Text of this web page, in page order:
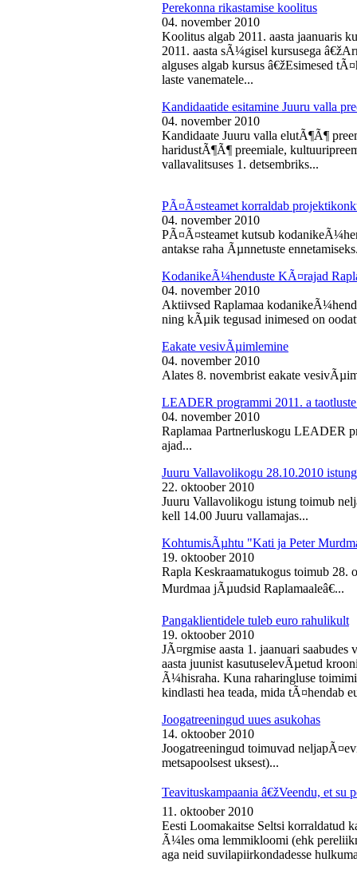
Perekonna rikastamise koolitus
04. november 2010
Koolitus algab 2011. aasta jaanuaris
2011. aasta sÃ¼gisel kursusega
alguses algab kursus â€žEsimesed
laste vanematele...
Kandidaatide esitamine Juuru valla
04. november 2010
Kandidaate Juuru valla elutÃ¶Ã¶
haridustÃ¶Ã¶ preemiale,
vallavalitsuses 1. detsembriks...
PÃ¤Ã¤steamet korraldab
04. november 2010
PÃ¤Ã¤steamet kutsub
antakse raha Ãµnnetuste
KodanikeÃ¼henduste KÃ¤rajad
04. november 2010
Aktiivsed Raplamaa
ning kÃµik tegusad inimesed on
Eakate vesivÃµimlemine
04. november 2010
Alates 8. novembrist eakate
LEADER programmi 2011. a
04. november 2010
Raplamaa Partnerluskogu LEADER
ajad...
Juuru Vallavolikogu 28.10.2010 istung
22. oktoober 2010
Juuru Vallavolikogu istung toimub
kell 14.00 Juuru vallamajas...
KohtumisÃµhtu "Kati ja Peter
19. oktoober 2010
Rapla Keskraamatukogus toimub
Murdmaa jÃµudsid Raplamaaleâ€...
Pangaklientidele tuleb euro rahulikult
19. oktoober 2010
JÃ¤rgmise aasta 1. jaanuari
aasta juunist kasutuselevÃµetud
Ã¼hisraha. Kuna raharingluse
kindlasti hea teada, mida tÃ¤hendab
Joogatreeningud uues asukohas
14. oktoober 2010
Joogatreeningud toimuvad
metsapoolsest uksest)...
Teavituskampaania â€žVeendu, et su
11. oktoober 2010
Eesti Loomakaitse Seltsi korraldatud
Ã¼les oma lemmikloomi (ehk
aga neid suvilapiirkondadesse